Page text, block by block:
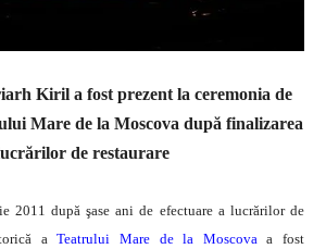
Kiril a fost prezent la ceremonia de
Mare de la Moscova după finalizarea
de restaurare
2011 după şase ani de efectuare a lucrărilor de
aTeatrului Mare de la Moscovaa fost